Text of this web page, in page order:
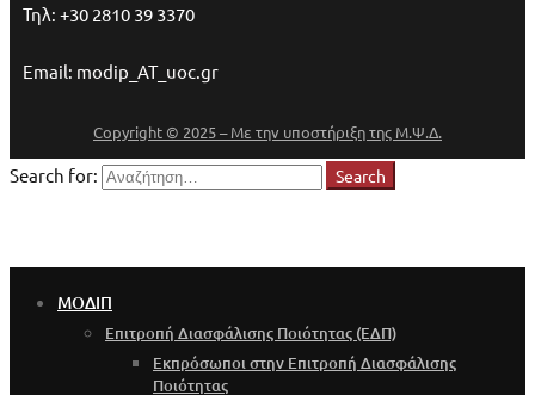
Τηλ: +30 2810 39 3370
Email: modip_AT_uoc.gr
Copyright © 2025 – Με την υποστήριξη της Μ.Ψ.Δ.
Search for: Search
ΜΟΔΙΠ
Επιτροπή Διασφάλισης Ποιότητας (ΕΔΠ)
Εκπρόσωποι στην Επιτροπή Διασφάλισης
Ποιότητας